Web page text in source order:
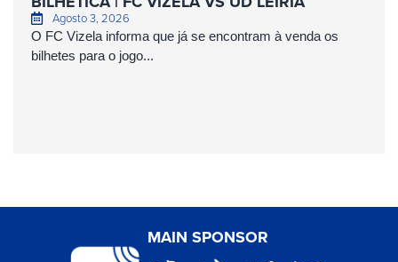
Agosto 3, 2026
O FC Vizela informa que já se encontram à venda os
bilhetes para o jogo...
MAIN SPONSOR